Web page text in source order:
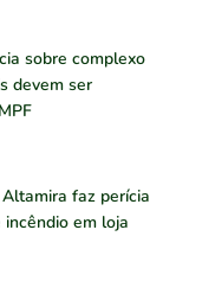
sobre complexo
devem ser
faz perícia
em loja